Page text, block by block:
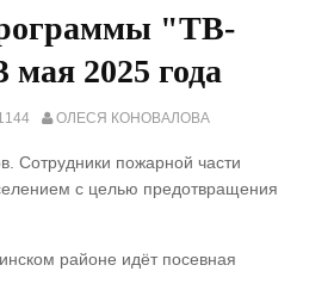
"ТВ-
2025 года
ОЛЕСЯ КОНОВАЛОВА
Сотрудники пожарной части
с целью предотвращения
районе идёт посевная